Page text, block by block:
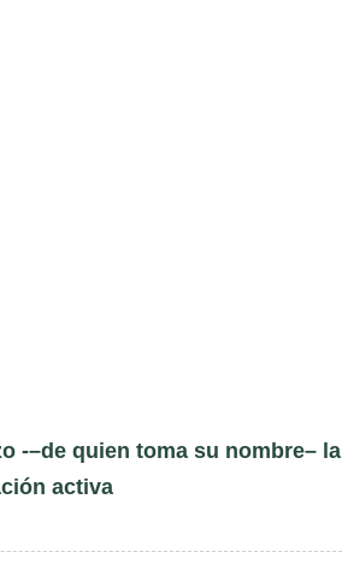
-–de quien toma su nombre– la
activa